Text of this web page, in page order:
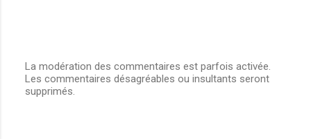
E
n
La modération des commentaires est parfois activée.
Les commentaires désagréables ou insultants seront
supprimés.